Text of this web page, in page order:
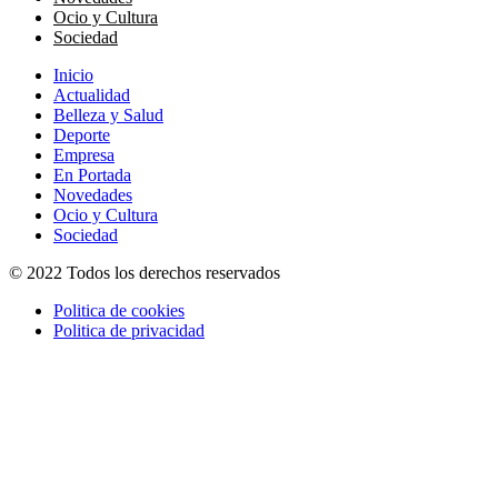
Ocio y Cultura
Sociedad
Inicio
Actualidad
Belleza y Salud
Deporte
Empresa
En Portada
Novedades
Ocio y Cultura
Sociedad
© 2022 Todos los derechos reservados
Politica de cookies
Politica de privacidad